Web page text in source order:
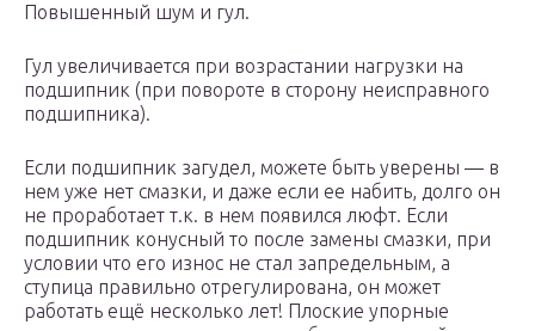
Повышенный шум и гул.
Гул увеличивается при возрастании нагрузки на
подшипник (при повороте в сторону неисправного
подшипника).
Если подшипник загудел, можете быть уверены — в
нем уже нет смазки, и даже если ее набить, долго он
не проработает т.к. в нем появился люфт. Если
подшипник конусный то после замены смазки, при
условии что его износ не стал запредельным, а
ступица правильно отрегулирована, он может
работать ещё несколько лет! Плоские упорные